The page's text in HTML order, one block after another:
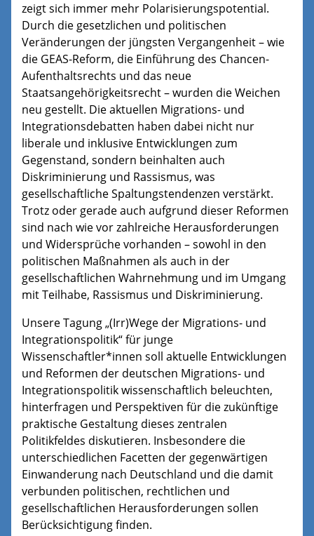
zeigt sich immer mehr Polarisierungspotential.
Durch die gesetzlichen und politischen
Veränderungen der jüngsten Vergangenheit – wie
die GEAS-Reform, die Einführung des Chancen-
Aufenthaltsrechts und das neue
Staatsangehörigkeitsrecht – wurden die Weichen
neu gestellt. Die aktuellen Migrations- und
Integrationsdebatten haben dabei nicht nur
liberale und inklusive Entwicklungen zum
Gegenstand, sondern beinhalten auch
Diskriminierung und Rassismus, was
gesellschaftliche Spaltungstendenzen verstärkt.
Trotz oder gerade auch aufgrund dieser Reformen
sind nach wie vor zahlreiche Herausforderungen
und Widersprüche vorhanden – sowohl in den
politischen Maßnahmen als auch in der
gesellschaftlichen Wahrnehmung und im Umgang
mit Teilhabe, Rassismus und Diskriminierung.
Unsere Tagung „(Irr)Wege der Migrations- und
Integrationspolitik“ für junge
Wissenschaftler*innen soll aktuelle Entwicklungen
und Reformen der deutschen Migrations- und
Integrationspolitik wissenschaftlich beleuchten,
hinterfragen und Perspektiven für die zukünftige
praktische Gestaltung dieses zentralen
Politikfeldes diskutieren. Insbesondere die
unterschiedlichen Facetten der gegenwärtigen
Einwanderung nach Deutschland und die damit
verbunden politischen, rechtlichen und
gesellschaftlichen Herausforderungen sollen
Berücksichtigung finden.